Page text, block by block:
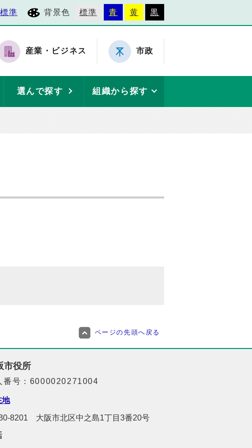
標準 背景色 標準 青 黄 黒
産業・ビジネス 市政
選んで探す 組織から探す
ページの先頭へ戻る
市役所
番号：6000020271004
地
8201 大阪市北区中之島1丁目3番20号